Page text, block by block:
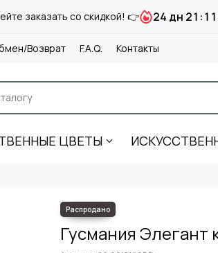
заказать со скидкой! 👉 24 дн
Возврат F.A.Q. Контакты
ЦВЕТЫ
Гусмания Элегант